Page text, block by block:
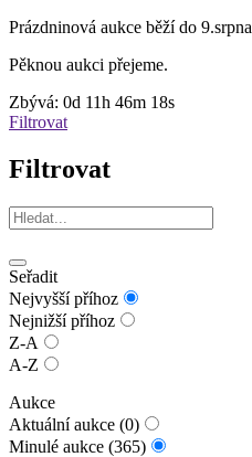
Prázdninová aukce běží do 9.srpna
Pěknou aukci přejeme.
Zbývá: 0d 11h 46m 18s
Filtrovat
Filtrovat
Seřadit
Nejvyšší příhoz
Nejnižší příhoz
Z-A
A-Z
Aukce
Aktuální aukce (0)
Minulé aukce (365)